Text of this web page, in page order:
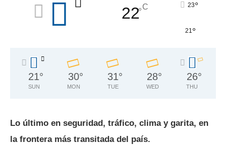
22°C 23°
21°
21°
SUN
30°
MON
31°
TUE
28°
WED
26°
THU
Lo último en seguridad, tráfico, clima y garita, en
la frontera más transitada del país.